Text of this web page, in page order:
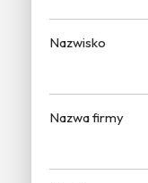
Nazwisko
Nazwa firmy